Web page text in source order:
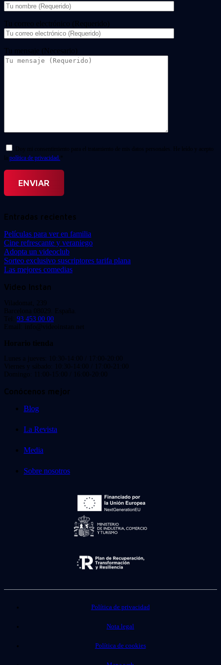
Tu correo electrónico (Requerido)
Tu mensaje (Necesario)
Doy mi consentimiento para el tratamiento de mis datos personales. He leído y acepto
la política de privacidad. *
Entradas recientes
Películas para ver en familia
Cine refrescante y veraniego
Adopta un videoclub
Sorteo exclusivo suscriptores tarifa plana
Las mejores comedias
Video Instan
Viladomat, 239
Barcelona 08029. España.
Tel: 93 453 00 00
Email: info@videoinstan.net
Horario tienda
Lunes a jueves: 10:30-14:00 / 17:00-20:00
Viernes y sábado: 10:30-14:00 / 17:00-21:00
Domingo: 11:00-15:00 / 16:00-20:00
Conócenos mejor
Blog
La Revista
Media
Sobre nosotros
Política de privacidad
Nota legal
Política de cookies